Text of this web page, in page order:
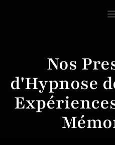
Nos
d'Hypnose